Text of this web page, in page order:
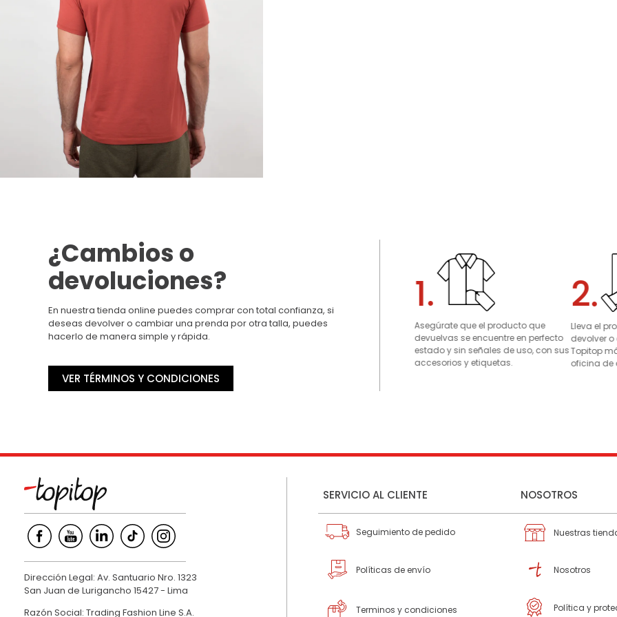
¿Cambios o
devoluciones?
En nuestra tienda online puedes comprar con total confianza, si
deseas devolver o cambiar una prenda por otra talla, puedes
hacerlo de manera simple y rápida.
VER TÉRMINOS Y CONDICIONES
1.
Asegúrate que el producto que
devuelvas se encuentre en perfecto
estado y sin señales de uso, con sus
accesorios y etiquetas.
2.
Lleva el
devolver
Topitop
oficina de
Dirección Legal: Av. Santuario Nro. 1323
San Juan de Lurigancho 15427 - Lima
Razón Social: Trading Fashion Line S.A.
SERVICIO AL CLIENTE
Seguimiento de pedido
Políticas de envío
Terminos y condiciones
NOSOTROS
Nuestras
Nosotros
Política y